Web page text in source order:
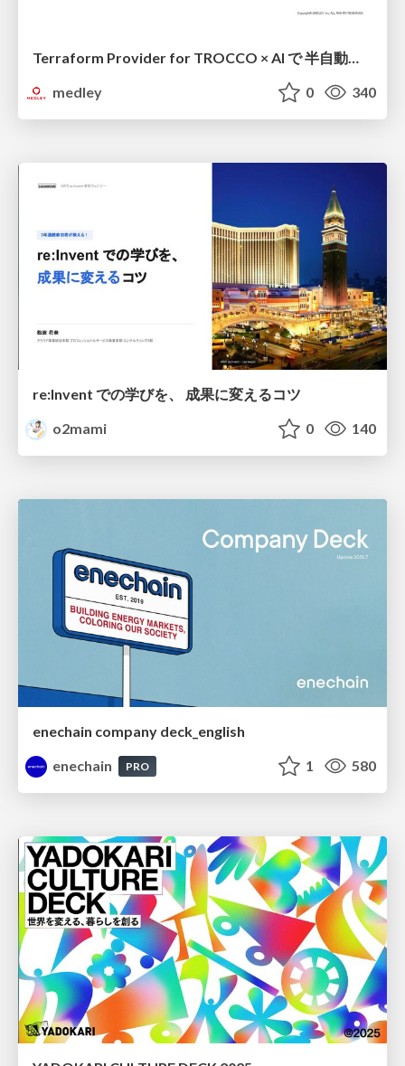
Terraform Provider for TROCCO × AI で 半自動化する複数プロダクトの連携運用 / Semi-Automating Multi-Product Data Integration Ops with the Terraform Provider for TROCCO × AI
medley
0 340
re:Invent での学びを、 成果に変えるコツ
o2mami
0 140
enechain company deck_english
enechain
PRO 1 580